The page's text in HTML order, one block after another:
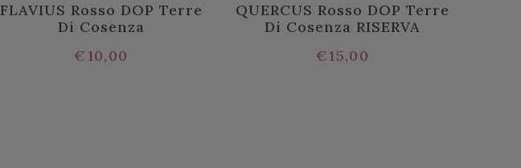
FLAVIUS Rosso DOP Terre
Di Cosenza
€ 10,00
QUERCUS Rosso DOP Terre
Di Cosenza RISERVA
€15,00